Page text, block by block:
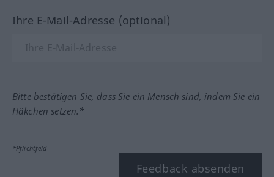
Ihre E-Mail-Adresse (optional)
Bitte bestätigen Sie, dass Sie ein Mensch sind, indem Sie ein
Häkchen setzen.*
*Pflichtfeld
Feedback absenden